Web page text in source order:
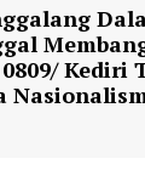
Kediri